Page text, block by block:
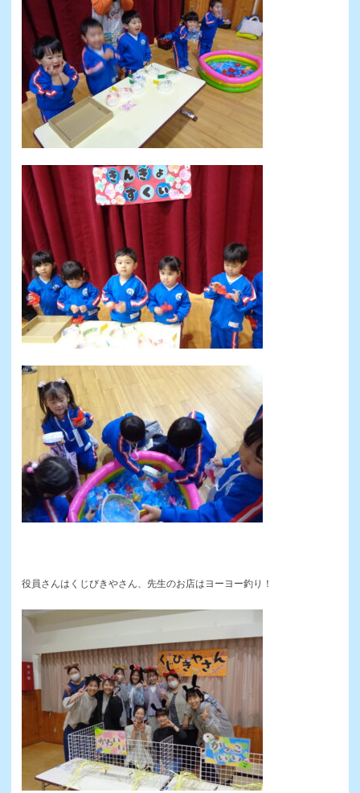
役員さんはくじびきやさん、先生のお店はヨーヨー釣り！